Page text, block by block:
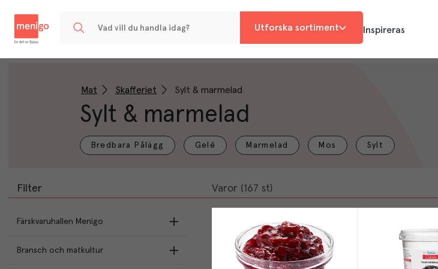
Utforska sortiment Inspireras
Mat Skafferiet Sylt & marmelad
Sylt & marmelad
Bredbara Pålägg Gelé Marmelad Mos Sylt
Varor (167 st)
Filter
Färskvaruhallen Menigo
Bransch och matkultur